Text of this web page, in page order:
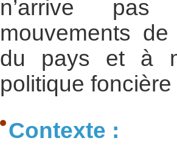
n’arrive
mouvements
du pays et à
politique
Contexte :